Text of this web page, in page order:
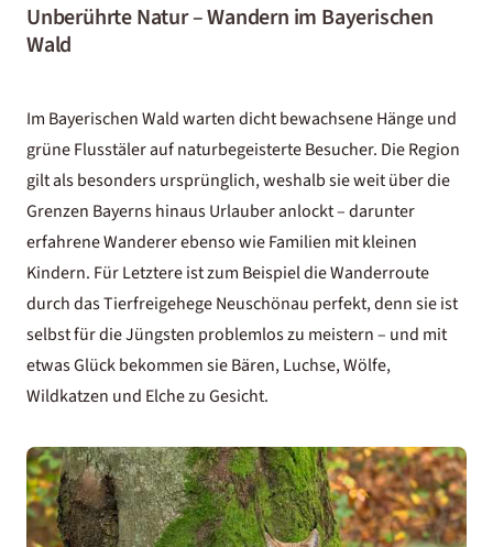
Unberührte Natur – Wandern im Bayerischen
Wald
Im Bayerischen Wald warten dicht bewachsene Hänge und
grüne Flusstäler auf naturbegeisterte Besucher. Die Region
gilt als besonders ursprünglich, weshalb sie weit über die
Grenzen Bayerns hinaus Urlauber anlockt – darunter
erfahrene Wanderer ebenso wie Familien mit kleinen
Kindern. Für Letztere ist zum Beispiel die Wanderroute
durch das Tierfreigehege Neuschönau perfekt, denn sie ist
selbst für die Jüngsten problemlos zu meistern – und mit
etwas Glück bekommen sie Bären, Luchse, Wölfe,
Wildkatzen und Elche zu Gesicht.